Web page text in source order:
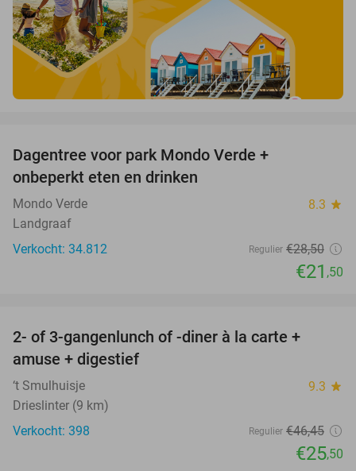
Dagentree voor park Mondo Verde +
onbeperkt eten en drinken
Mondo Verde 8.3 star
Landgraaf
Verkocht: 34.812
Regulier €28,50
€21 ,50
2- of 3-gangenlunch of -diner à la carte +
amuse + digestief
‘t Smulhuisje 9.3 star
Drieslinter (9 km)
Verkocht: 398
Regulier €46,45
€25,50